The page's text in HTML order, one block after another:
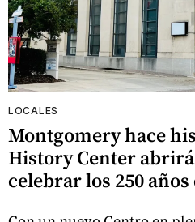
LOCALES
Montgomery hace
History Center
celebrar los 250